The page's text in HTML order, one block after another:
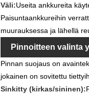
Väli:Useita ankkureita
Paisuntaankkureihin
muurauksessa ja lähellä
Pinnoitteen valinta
Pinnan suojaus on
jokainen on sovitettu
Sinkitty (kirkas/sininen):